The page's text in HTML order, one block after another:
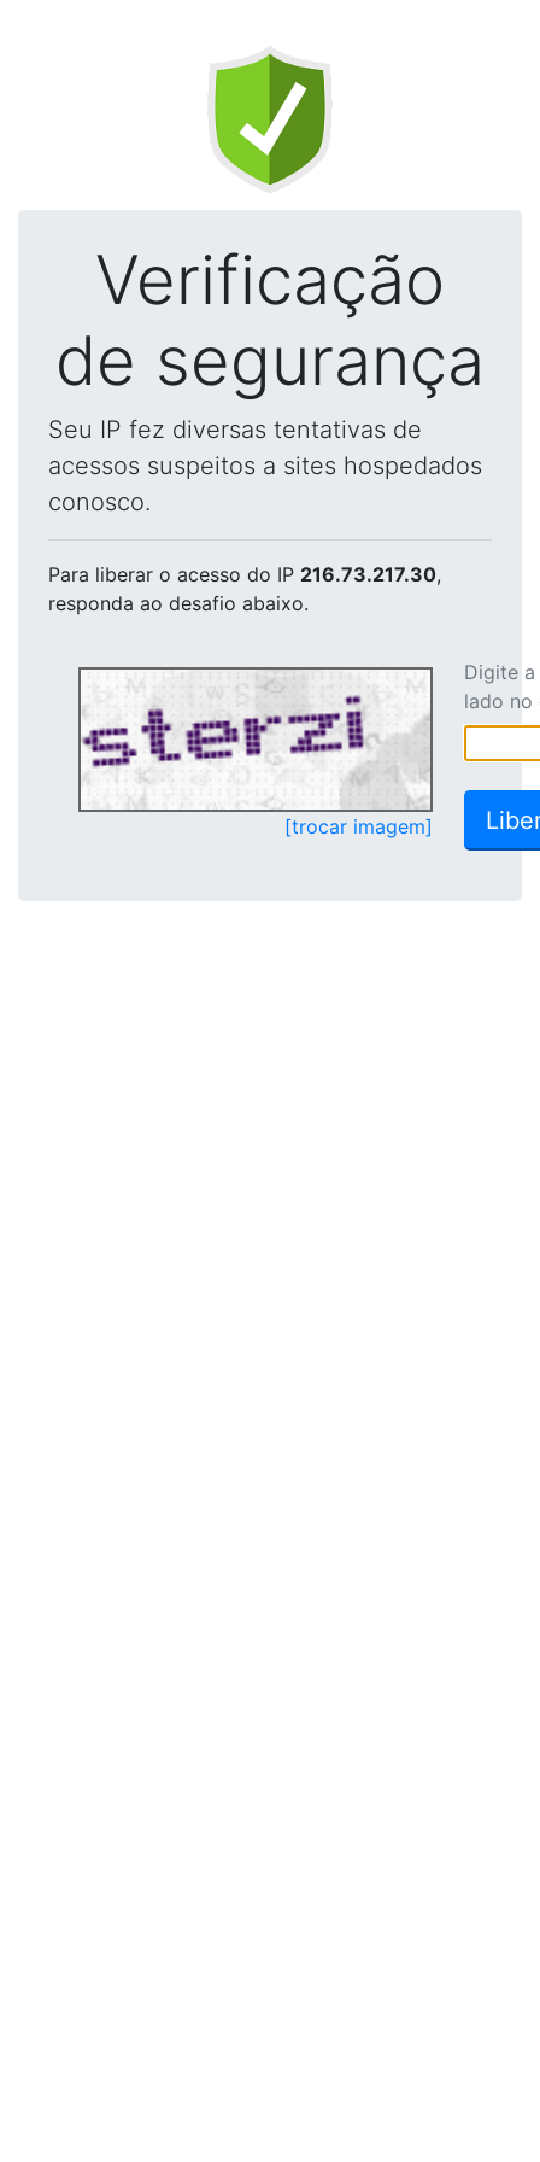
Verificação
de segurança
Seu IP fez diversas tentativas de
acessos suspeitos a sites hospedados
conosco.
Para liberar o acesso do IP 216.73.217.30,
responda ao desafio abaixo.
[trocar imagem]
Digite
lado no